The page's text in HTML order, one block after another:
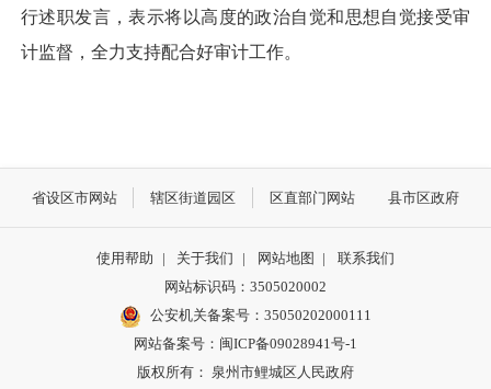
行述职发言，表示将以高度的政治自觉和思想自觉接受审
计监督，全力支持配合好审计工作。
省设区市网站 辖区街道园区 区直部门网站 县市区政府
使用帮助 | 关于我们 | 网站地图 |
联系我们
网站标识码：3505020002
公安机关备案号：35050202000111
网站备案号：闽ICP备09028941号-1
版权所有： 泉州市鲤城区人民政府